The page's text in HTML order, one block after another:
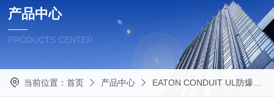
产品中心
PRODUCTS CENTER
当前位置： 首页 产品中心 EATON CONDUIT UL防爆管件